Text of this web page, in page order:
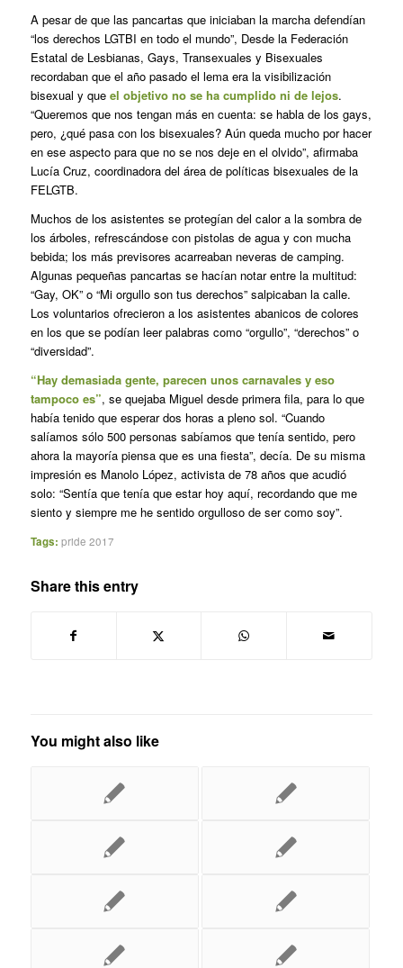
A pesar de que las pancartas que iniciaban la marcha defendían
“los derechos LGTBI en todo el mundo”, Desde la Federación
Estatal de Lesbianas, Gays, Transexuales y Bisexuales
recordaban que el año pasado el lema era la visibilización
bisexual y que el objetivo no se ha cumplido ni de lejos.
“Queremos que nos tengan más en cuenta: se habla de los gays,
pero, ¿qué pasa con los bisexuales? Aún queda mucho por hacer
en ese aspecto para que no se nos deje en el olvido”, afirmaba
Lucía Cruz, coordinadora del área de políticas bisexuales de la
FELGTB.
Muchos de los asistentes se protegían del calor a la sombra de
los árboles, refrescándose con pistolas de agua y con mucha
bebida; los más previsores acarreaban neveras de camping.
Algunas pequeñas pancartas se hacían notar entre la multitud:
“Gay, OK” o “Mi orgullo son tus derechos” salpicaban la calle.
Los voluntarios ofrecieron a los asistentes abanicos de colores
en los que se podían leer palabras como “orgullo”, “derechos” o
“diversidad”.
“Hay demasiada gente, parecen unos carnavales y eso
tampoco es”, se quejaba Miguel desde primera fila, para lo que
había tenido que esperar dos horas a pleno sol. “Cuando
salíamos sólo 500 personas sabíamos que tenía sentido, pero
ahora la mayoría piensa que es una fiesta”, decía. De su misma
impresión es Manolo López, activista de 78 años que acudió
solo: “Sentía que tenía que estar hoy aquí, recordando que me
siento y siempre me he sentido orgulloso de ser como soy”.
Tags: pride 2017
Share this entry
You might also like